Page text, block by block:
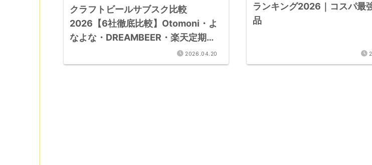
クラフトビールサブスク比較
2026【6社徹底比較】Otomoni・よ
なよな・DREAMBEER・楽天定期便
2026.04.20
ランキング2026｜コスパ最
品